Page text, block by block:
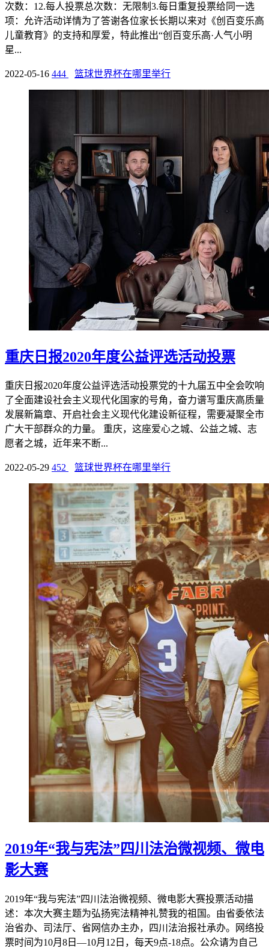
次数：12.每人投票总次数：无限制3.每日重复投票给同一选
项：允许活动详情为了答谢各位家长长期以来对《创百变乐高
儿童教育》的支持和厚爱，特此推出“创百变乐高·人气小明
星...
2022-05-16 444 篮球世界杯在哪里举行
重庆日报2020年度公益评选活动投票
重庆日报2020年度公益评选活动投票党的十九届五中全会吹响
了全面建设社会主义现代化国家的号角，奋力谱写重庆高质量
发展新篇章、开启社会主义现代化建设新征程，需要凝聚全市
广大干部群众的力量。 重庆，这座爱心之城、公益之城、志
愿者之城，近年来不断...
2022-05-29 452 篮球世界杯在哪里举行
2019年“我与宪法”四川法治微视频、微电
影大赛
2019年“我与宪法”四川法治微视频、微电影大赛投票活动描
述：本次大赛主题为弘扬宪法精神礼赞我的祖国。由省委依法
治省办、司法厅、省网信办主办，四川法治报社承办。网络投
票时间为10月8日—10月12日，每天9点-18点。公众请为自己